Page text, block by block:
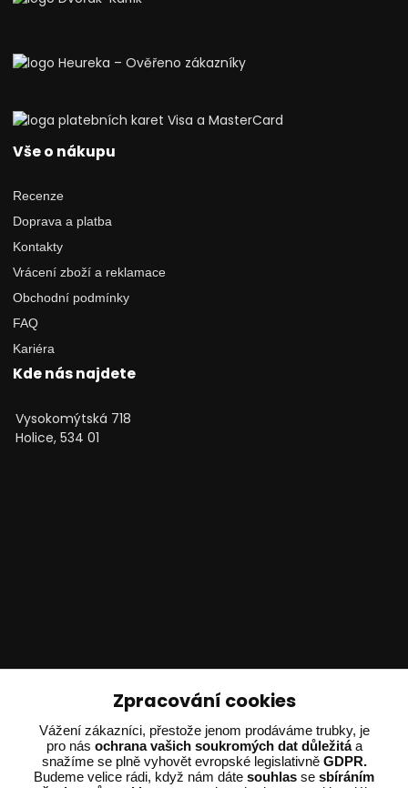
Vše o nákupu
Recenze
Doprava a platba
Kontakty
Vrácení zboží a reklamace
Obchodní podmínky
FAQ
Kariéra
Kde nás najdete
Vysokomýtská 718
Holice, 534 01
Ing. Adam Dvořák
+420 602 234 254
(Po-Pá 8:00 - 15:00)
Zpracování cookies
Vážení zákazníci, přestože jenom prodáváme trubky, je
pro nás ochrana vašich soukromých dat důležitáa
snažíme se plně vyhovět evropské legislativně GDPR.
Budeme velice rádi, když nám dáte souhlas se sbíráním